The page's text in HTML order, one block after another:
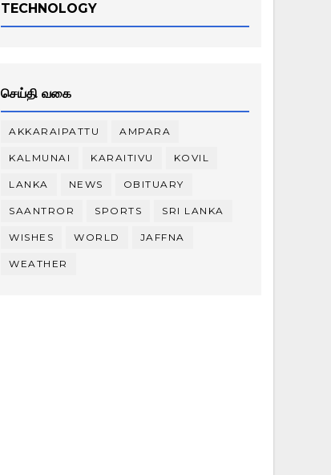
TECHNOLOGY
செய்தி வகை
AKKARAIPATTU AMPARA
KALMUNAI KARAITIVU KOVIL
LANKA NEWS OBITUARY
SAANTROR SPORTS SRI LANKA
WISHES WORLD JAFFNA
WEATHER